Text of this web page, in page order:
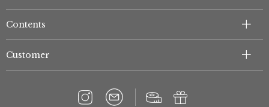
Contents
Customer